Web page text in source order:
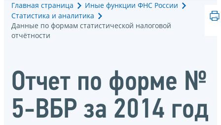
Главная страница
Иные функции ФНС России
Статистика и аналитика
Данные по формам статистической налоговой
отчётности
Отчет по форме №
5-ВБР за 2014 год